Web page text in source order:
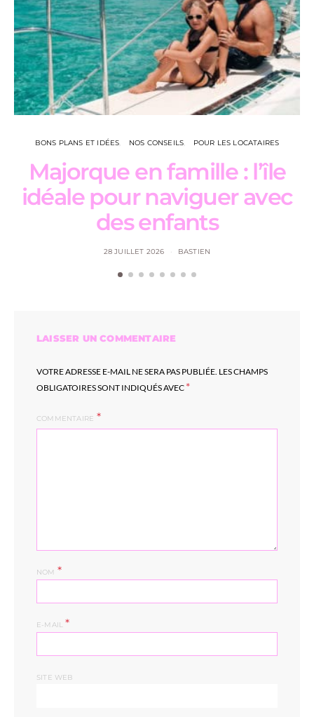
BONS PLANS ET IDÉES NOS CONSEILS POUR LES LOCATAIRES
Majorque en famille : l’île
idéale pour naviguer avec
des enfants
28 JUILLET 2026 BASTIEN
LAISSER UN COMMENTAIRE
VOTRE ADRESSE E-MAIL NE SERA PAS PUBLIÉE. LES CHAMPS
OBLIGATOIRES SONT INDIQUÉS AVEC *
COMMENTAIRE
NOM *
E-MAIL*
SITE WEB